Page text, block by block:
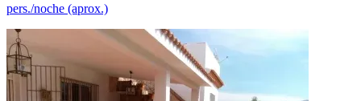
pers./noche (aprox.)